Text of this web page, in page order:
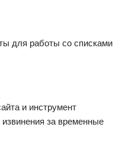
для работы со списками
и инструмент
за временные